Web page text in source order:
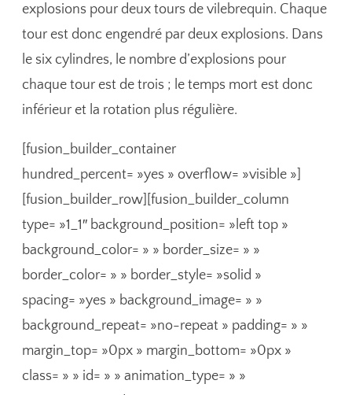
explosions pour deux tours de vilebrequin. Chaque
tour est donc engendré par deux explosions. Dans
le six cylindres, le nombre d’explosions pour
chaque tour est de trois ; le temps mort est donc
inférieur et la rotation plus régulière.
[fusion_builder_container
hundred_percent= »yes » overflow= »visible »]
[fusion_builder_row][fusion_builder_column
type= »1_1″ background_position= »left top »
background_color= » » border_size= » »
border_color= » » border_style= »solid »
spacing= »yes » background_image= » »
background_repeat= »no-repeat » padding= » »
margin_top= »0px » margin_bottom= »0px »
class= » » id= » » animation_type= » »